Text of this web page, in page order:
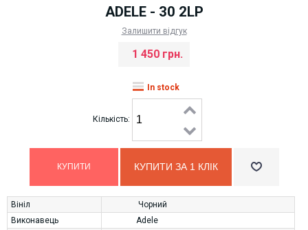
ADELE - 30 2LP
Залишити відгук
1 450 грн.
In stock
Кількість:
КУПИТИ ЗА 1 КЛIК
Вініл
Чорний
Виконавець
Adele